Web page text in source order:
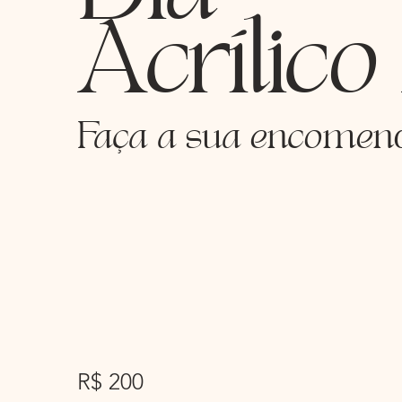
Faça a sua
R$ 200